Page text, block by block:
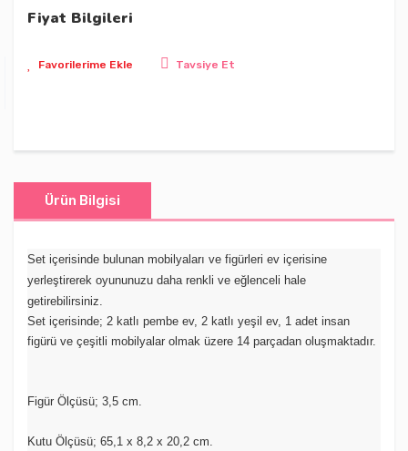
Fiyat Bilgileri
Tavsiye Et
Ürün Bilgisi
Set içerisinde bulunan mobilyaları ve figürleri ev içerisine
yerleştirerek oyununuzu daha renkli ve eğlenceli hale
getirebilirsiniz.
Set içerisinde; 2 katlı pembe ev, 2 katlı yeşil ev, 1 adet insan
figürü ve çeşitli mobilyalar olmak üzere 14 parçadan oluşmaktadır.
Figür Ölçüsü; 3,5 cm.
Kutu Ölçüsü; 65,1 x 8,2 x 20,2 cm.